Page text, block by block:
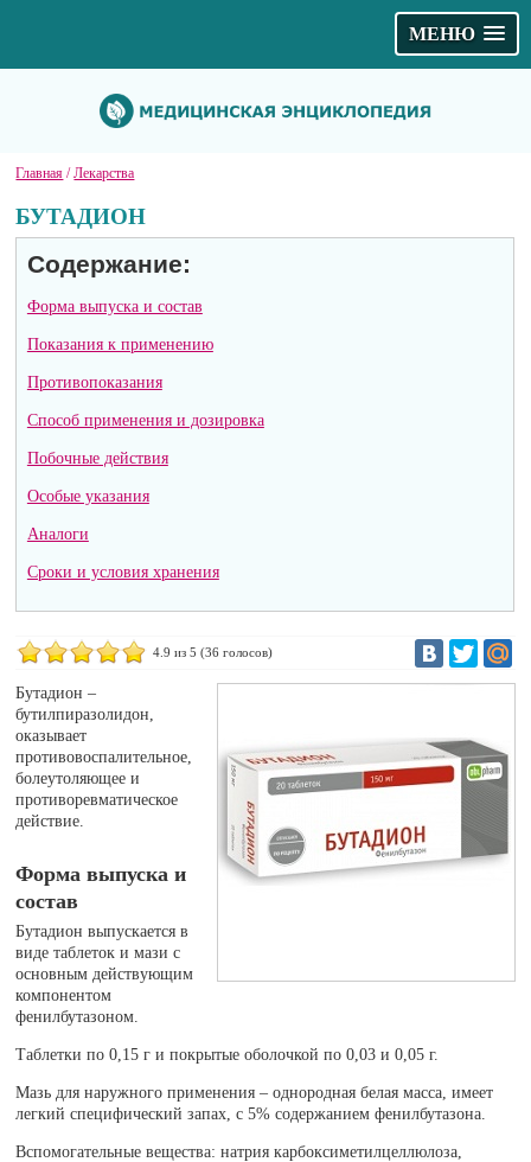
МЕНЮ
Главная /Лекарства
БУТАДИОН
Содержание:
Форма выпуска и состав
Показания к применению
Противопоказания
Способ применения и дозировка
Побочные действия
Особые указания
Аналоги
Сроки и условия хранения
4.9 из 5 (36 голосов)
Бутадион –
бутилпиразолидон,
оказывает
противовоспалительное,
болеутоляющее и
противоревматическое
действие.
Форма выпуска и
состав
Бутадион выпускается в
виде таблеток и мази с
основным действующим
компонентом
фенилбутазоном.
Таблетки по 0,15 г и покрытые оболочкой по 0,03 и 0,05 г.
Мазь для наружного применения – однородная белая масса, имеет
легкий специфический запах, с 5% содержанием фенилбутазона.
Вспомогательные вещества: натрия карбоксиметилцеллюлоза,